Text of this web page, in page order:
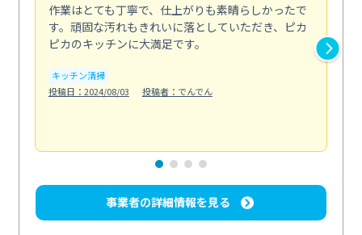
作業はとても丁寧で、仕上がりも素晴らしかったで
す。頑固な汚れもきれいに落としていただき、ピカ
ピカのキッチンに大満足です。
キッチン清掃
投稿日：2024/08/03
投稿者：でんでん
事業者の詳細情報を見る